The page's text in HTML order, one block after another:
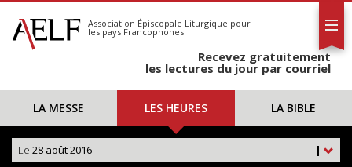
S'abonner
Calendrier
Association Épiscopale Liturgique pour
les pays Francophones
Recevez gratuitement
les lectures du jour par courriel
LA MESSE LES HEURES LA BIBLE
|
Le 28 août 2016